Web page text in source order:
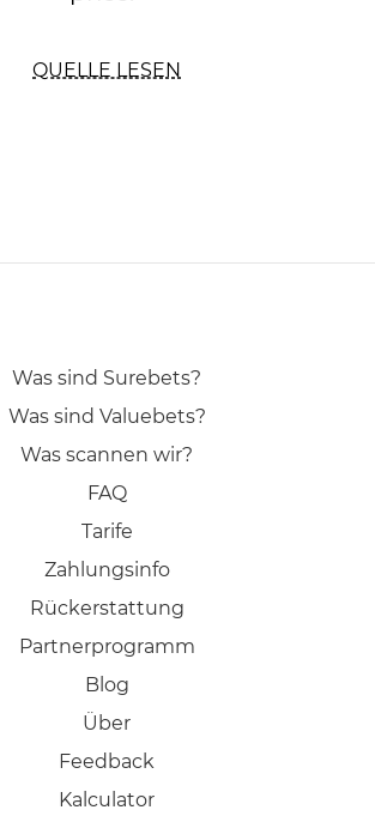
QUELLE LESEN
Was sind Surebets?
Was sind Valuebets?
Was scannen wir?
FAQ
Tarife
Zahlungsinfo
Rückerstattung
Partnerprogramm
Blog
Über
Feedback
Kalculator